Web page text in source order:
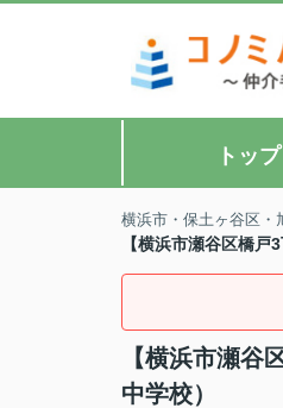
トップ
横浜市・保土ヶ谷区・
【横浜市瀬谷区橋
【横浜市瀬
中学校）